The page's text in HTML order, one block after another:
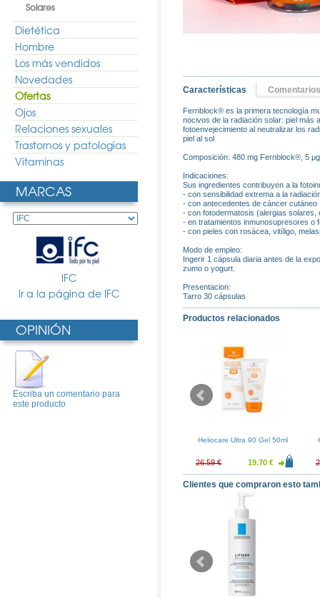
Solares
Dietética
Hombre
Los más vendidos
Novedades
Ofertas
Ojos
Relaciones sexuales
Trastornos y patologias
Vitaminas
MARCAS
IFC
Ir a la página de IFC
OPINIÓN
Escriba un comentario para
este producto
Características Comentarios
Fernblock® es la primera tecnología
nocivos de la radiación solar: piel más
fotoenvejecimiento al neutralizar los
piel al sol
Composición: 480 mg Fernblock®, 5
Indicaciones:
Sus ingredientes contribuyen a la
- con sensibilidad extrema a la
- con antecedentes de cáncer cutáneo
- con fotodermatosis (alergias solares,
- en tratamientos inmunosupresores o
- con pieles con rosácea, vitíligo,
Modo de empleo:
Ingerir 1 cápsula diaria antes de la
zumo o yogurt.
Presentacion:
Tarro 30 cápsulas
Productos relacionados
Heliocare Ultra 90 Gel 50ml
26.59 € 19.70 €
Clientes que compraron esto